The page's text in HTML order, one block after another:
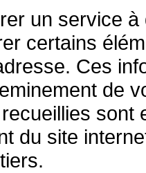
un service
certains
Ces
de
du site